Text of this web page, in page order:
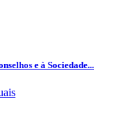
e à Sociedade...